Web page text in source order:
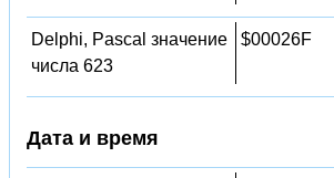
Delphi, Pascal значение
числа 623
$00026F
Дата и время